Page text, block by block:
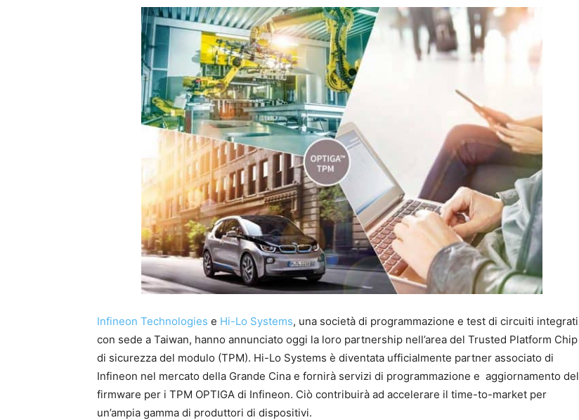
Infineon Technologies e Hi-Lo Systems, una società di programmazione e test di circuiti integrati
con sede a Taiwan, hanno annunciato oggi la loro partnership nell’area del Trusted Platform Chip
di sicurezza del modulo (TPM). Hi-Lo Systems è diventata ufficialmente partner associato di
Infineon nel mercato della Grande Cina e fornirà servizi di programmazione e aggiornamento del
firmware per i TPM OPTIGA di Infineon. Ciò contribuirà ad accelerare il time-to-market per
un’ampia gamma di produttori di dispositivi.